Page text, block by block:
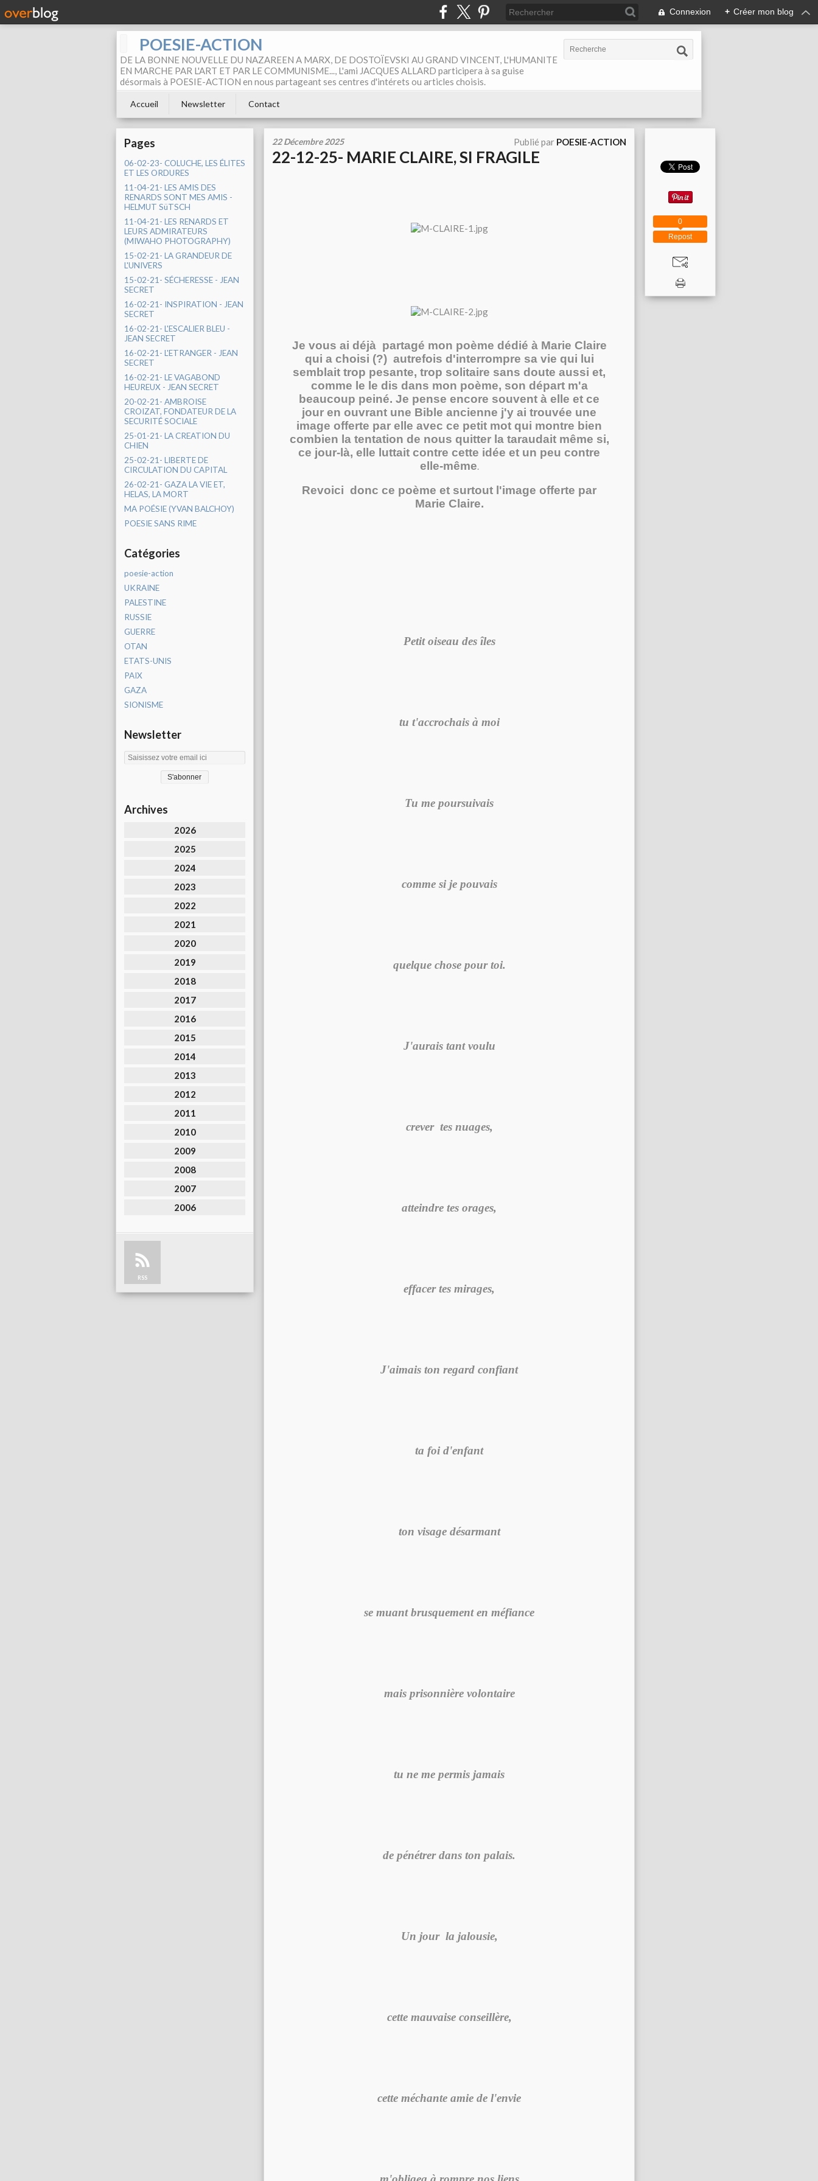
Connexion + Créer mon blog
POESIE-ACTION
DE LA BONNE NOUVELLE DU NAZAREEN A MARX, DE DOSTOÏEVSKI AU GRAND VINCENT, L'HUMANITE
EN MARCHE PAR L'ART ET PAR LE COMMUNISME..., L'ami JACQUES ALLARD participera à sa guise
désormais à POESIE-ACTION en nous partageant ses centres d'intérets ou articles choisis.
Accueil Newsletter Contact
Pages
06-02-23- COLUCHE, LES ÉLITES
ET LES ORDURES
11-04-21- LES AMIS DES
RENARDS SONT MES AMIS -
HELMUT SüTSCH
11-04-21- LES RENARDS ET
LEURS ADMIRATEURS
(MIWAHO PHOTOGRAPHY)
15-02-21- LA GRANDEUR DE
L'UNIVERS
15-02-21- SÉCHERESSE - JEAN
SECRET
16-02-21- INSPIRATION - JEAN
SECRET
16-02-21- L'ESCALIER BLEU -
JEAN SECRET
16-02-21- L'ETRANGER - JEAN
SECRET
16-02-21- LE VAGABOND
HEUREUX - JEAN SECRET
20-02-21- AMBROISE
CROIZAT, FONDATEUR DE LA
SECURITÉ SOCIALE
25-01-21- LA CREATION DU
CHIEN
25-02-21- LIBERTE DE
CIRCULATION DU CAPITAL
26-02-21- GAZA LA VIE ET,
HELAS, LA MORT
MA POÉSIE (YVAN BALCHOY)
POESIE SANS RIME
Catégories
poesie-action
UKRAINE
PALESTINE
RUSSIE
GUERRE
OTAN
ETATS-UNIS
PAIX
GAZA
SIONISME
Newsletter
Archives
2026
2025
2024
2023
2022
2021
2020
2019
2018
2017
2016
2015
2014
2013
2012
2011
2010
2009
2008
2007
2006
RSS
22 Décembre 2025 Publié par POESIE-ACTION
22-12-25- MARIE CLAIRE, SI FRAGILE
Je vous ai déjà partagé mon poème dédié à Marie Claire
qui a choisi (?) autrefois d'interrompre sa vie qui lui
semblait trop pesante, trop solitaire sans doute aussi et,
comme le le dis dans mon poème, son départ m'a
beaucoup peiné. Je pense encore souvent à elle et ce
jour en ouvrant une Bible ancienne j'y ai trouvée une
image offerte par elle avec ce petit mot qui montre bien
combien la tentation de nous quitter la taraudait même si,
ce jour-là, elle luttait contre cette idée et un peu contre
elle-même.
Revoici donc ce poème et surtout l'image offerte par
Marie Claire.
Petit oiseau des îles
tu t'accrochais à moi
Tu me poursuivais
comme si je pouvais
quelque chose pour toi.
J'aurais tant voulu
crever tes nuages,
atteindre tes orages,
effacer tes mirages,
J'aimais ton regard confiant
ta foi d'enfant
ton visage désarmant
se muant brusquement en méfiance
mais prisonnière volontaire
tu ne me permis jamais
de pénétrer dans ton palais.
Un jour la jalousie,
cette mauvaise conseillère,
cette méchante amie de l'envie
Repost
0